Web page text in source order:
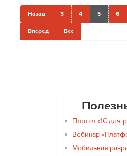
Назад 3 4 5 6
Вперед Все
Портал «1С для
Вебинар
Мобильная